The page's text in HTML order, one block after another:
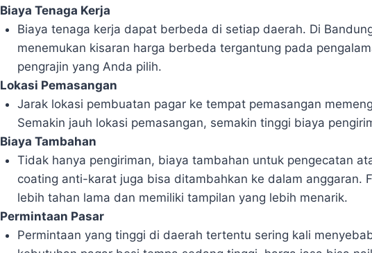
Biaya Tenaga Kerja
Biaya tenaga kerja dapat berbeda di setiap daerah. Di
menemukan kisaran harga berbeda tergantung pada
pengrajin yang Anda pilih.
Lokasi Pemasangan
Jarak lokasi pembuatan pagar ke tempat pemasangan
Semakin jauh lokasi pemasangan, semakin tinggi biaya
Biaya Tambahan
Tidak hanya pengiriman, biaya tambahan untuk pengecatan
coating anti-karat juga bisa ditambahkan ke dalam anggaran.
lebih tahan lama dan memiliki tampilan yang lebih menarik.
Permintaan Pasar
Permintaan yang tinggi di daerah tertentu sering kali